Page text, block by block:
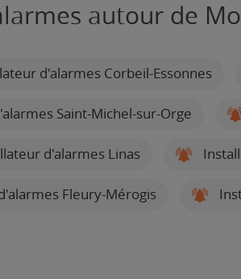
autour de
d'alarmes Corbeil-Essonnes
Saint-Michel-sur-Orge
d'alarmes Linas
Fleury-Mérogis